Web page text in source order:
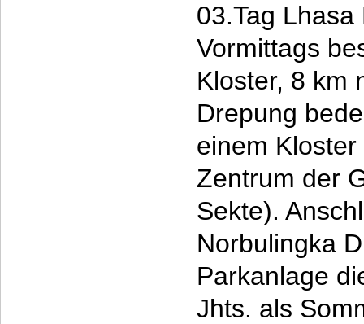
03.Tag Lhasa
Vormittags
Kloster, 8 km
Drepung
einem
Zentrum der
Sekte).
Norbulingka
Parkanlage
Jhts. als